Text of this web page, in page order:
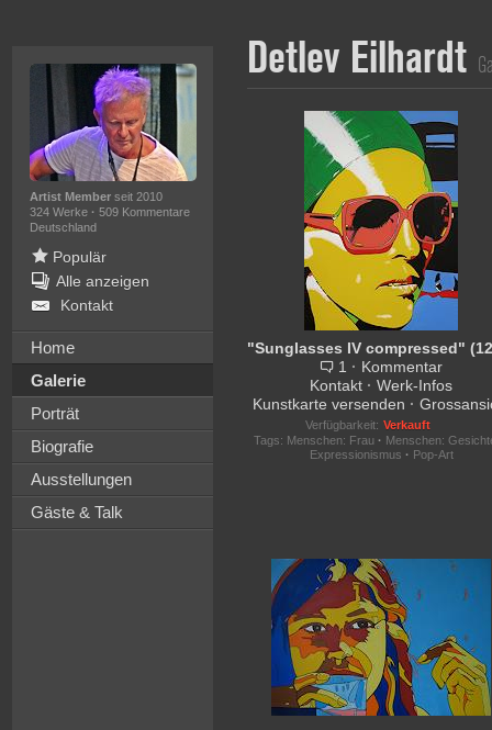
Artist Memberseit 2010
324 Werke · 509 Kommentare
Deutschland
Populär
Alle anzeigen
Kontakt
Home
Galerie
Porträt
Biografie
Ausstellungen
Gäste & Talk
Detlev Eilhardt
1 · Kommentar
Kontakt · Werk-Infos
Kunstkarte versenden ·
Verfügbarkeit: Verkauft
Tags: Menschen: Frau · Menschen:
Expressionismus · Pop-Art